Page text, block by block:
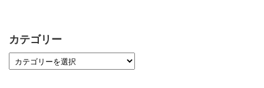
カテゴリー